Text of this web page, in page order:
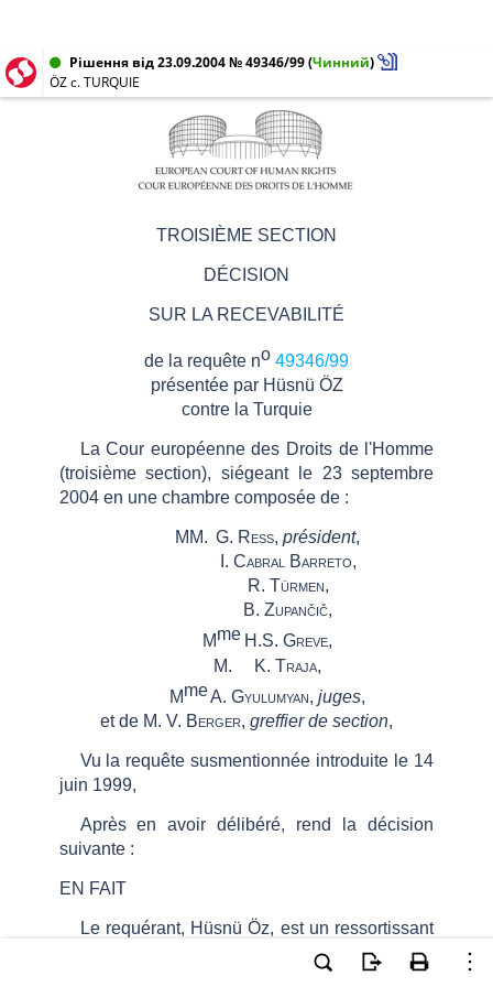
Рішення від 23.09.2004 № 49346/99(Чинний)
ÖZ c. TURQUIE
TROISIÈME SECTION
DÉCISION
SUR LA RECEVABILITÉ
de la requête no 49346/99
présentée par Hüsnü ÖZ
contre la Turquie
La Cour européenne des Droits de l'Homme
(troisième section), siégeant le 23 septembre
2004 en une chambre composée de :
MM. G. Ress, président,
I. Cabral Barreto,
R. Türmen,
B. Zupančič,
Mme H.S. Greve,
M.
K. Traja,
MmeA. Gyulumyan, juges,
et de M. V. Berger, greffier de section,
Vu la requête susmentionnée introduite le 14
juin 1999,
Après en avoir délibéré, rend la décision
suivante :
EN FAIT
Le requérant, Hüsnü Öz, est un ressortissant
turc, né en 1959 et résidant en Allemagne. Il est
es